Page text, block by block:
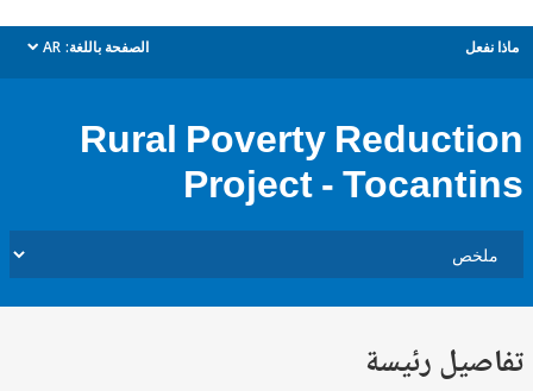
الصفحة باللغة: AR
dropdown
Rural Poverty
Project -
رئيسة